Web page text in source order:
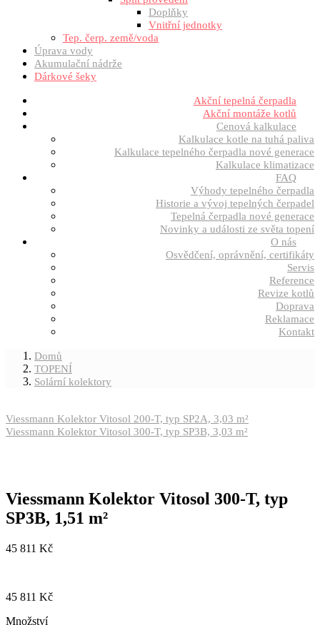
Doplňky
Vnitřní jednotky
Tep. čerp. země/voda
Úprava vody
Akumulační nádrže
Dárkové šeky
Akční tepelná čerpadla
Akční montáže kotlů
Cenová kalkulace
Kalkulace kotle na tuhá paliva
Kalkulace tepelného čerpadla nové generace
Kalkulace klimatizace
FAQ
Výhody tepelného čerpadla
Historie a vývoj tepelných čerpadel
Tepelná čerpadla nové generace
Novinky a události ze světa topení
O nás
Osvědčení, oprávnění, certifikáty
Servis
Reference
Revize kotlů
Doprava
Reklamace
Kontakt
Domů
TOPENÍ
Solární kolektory
Viessmann Kolektor Vitosol 200-T, typ SP2A, 3,03 m²
Viessmann Kolektor Vitosol 300-T, typ SP3B, 3,03 m²
Viessmann Kolektor Vitosol 300-T, typ
SP3B, 1,51 m²
45 811 Kč
45 811 Kč
MnožstvíMnožství